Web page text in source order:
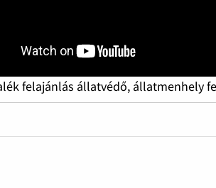
felajánlás állatvédő, állatmenhely